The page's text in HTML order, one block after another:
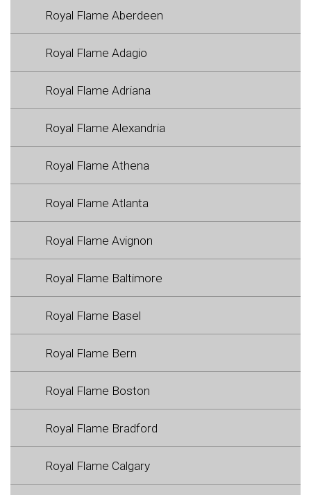
Royal Flame Aberdeen
Royal Flame Adagio
Royal Flame Adriana
Royal Flame Alexandria
Royal Flame Athena
Royal Flame Atlanta
Royal Flame Avignon
Royal Flame Baltimore
Royal Flame Basel
Royal Flame Bern
Royal Flame Boston
Royal Flame Bradford
Royal Flame Calgary